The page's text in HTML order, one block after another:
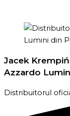
Jacek
Azzardo
Distribuitorul